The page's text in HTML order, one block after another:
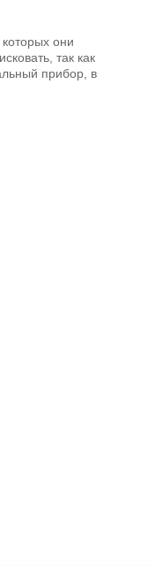
они
так как
прибор, в